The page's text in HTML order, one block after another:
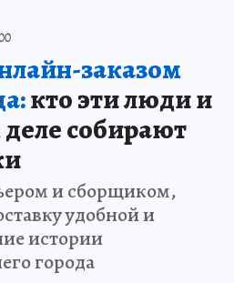
заказом
кто эти люди и
собирают
и сборщиком,
удобной и
истории
города